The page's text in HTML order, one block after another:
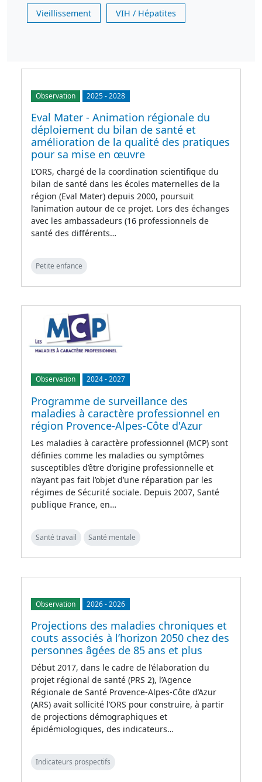
Vieillissement VIH / Hépatites
Observation 2025-2028
Eval Mater - Animation régionale du
déploiement du bilan de santé et
amélioration de la qualité des pratiques
pour sa mise en œuvre
L’ORS, chargé de la coordination scientifique du
bilan de santé dans les écoles maternelles de la
région (Eval Mater) depuis 2000, poursuit
l’animation autour de ce projet. Lors des échanges
avec les ambassadeurs (16 professionnels de
santé des différents…
Petite enfance
Observation 2024-2027
Programme de surveillance des
maladies à caractère professionnel en
région Provence-Alpes-Côte d'Azur
Les maladies à caractère professionnel (MCP) sont
définies comme les maladies ou symptômes
susceptibles d’être d’origine professionnelle et
n’ayant pas fait l’objet d’une réparation par les
régimes de Sécurité sociale. Depuis 2007, Santé
publique France, en…
Santé travail Santé mentale
Observation 2026-2026
Projections des maladies chroniques et
couts associés à l’horizon 2050 chez des
personnes âgées de 85 ans et plus
Début 2017, dans le cadre de l’élaboration du
projet régional de santé (PRS 2), l’Agence
Régionale de Santé Provence-Alpes-Côte d’Azur
(ARS) avait sollicité l’ORS pour construire, à partir
de projections démographiques et
épidémiologiques, des indicateurs…
Indicateurs prospectifs